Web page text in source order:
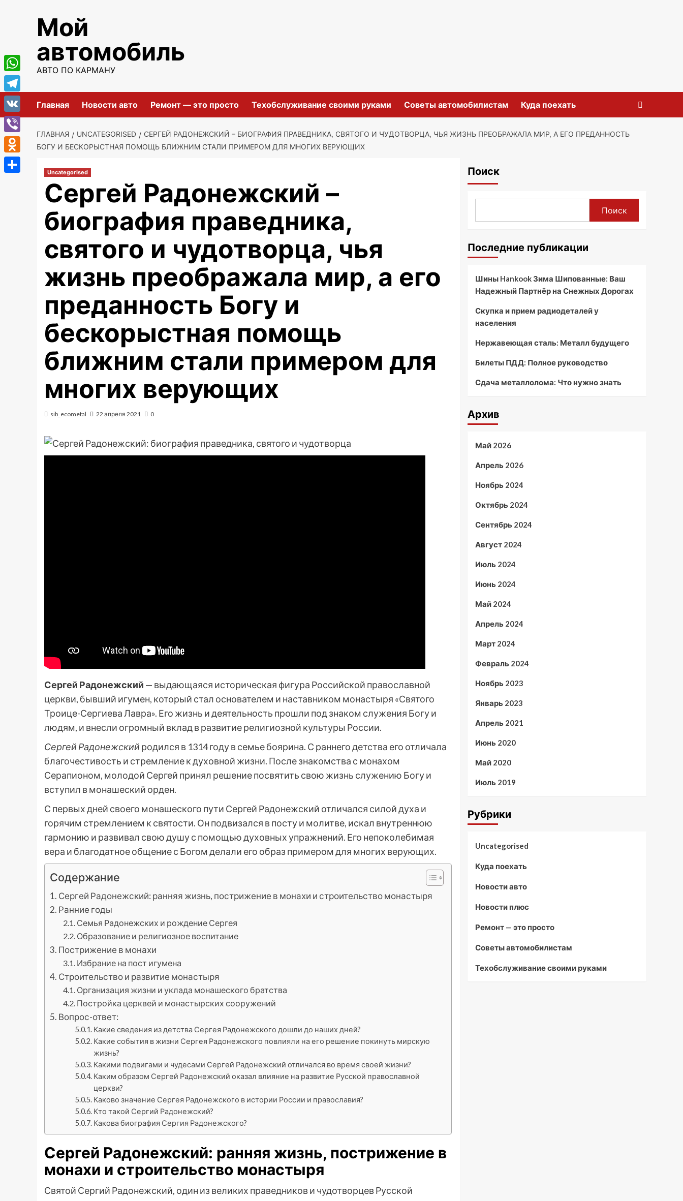
содержимомуМой
автомобиль
АВТО ПО КАРМАНУ
Главная Новости авто Ремонт — это просто Техобслуживание своими руками Советы автомобилистам Куда поехать
ГЛАВНАЯ UNCATEGORISED
СЕРГЕЙ РАДОНЕЖСКИЙ – БИОГРАФИЯ ПРАВЕДНИКА, СВЯТОГО И ЧУДОТВОРЦА, ЧЬЯ ЖИЗНЬ ПРЕОБРАЖАЛА МИР, А ЕГО ПРЕДАННОСТЬ
БОГУ И БЕСКОРЫСТНАЯ ПОМОЩЬ БЛИЖНИМ СТАЛИ ПРИМЕРОМ ДЛЯ МНОГИХ ВЕРУЮЩИХ
Uncategorised
Сергей Радонежский –
биография праведника,
святого и чудотворца, чья
жизнь преображала мир, а его
преданность Богу и
бескорыстная помощь
ближним стали примером для
многих верующих
sib_ecometal 22 апреля 2021 0
Сергей Радонежский — выдающаяся историческая фигура Российской православной
церкви, бывший игумен, который стал основателем и наставником монастыря «Святого
Троице-Сергиева Лавра». Его жизнь и деятельность прошли под знаком служения Богу и
людям, и внесли огромный вклад в развитие религиозной культуры России.
Сергей Радонежский родился в 1314 году в семье боярина. С раннего детства его отличала
благочестивость и стремление к духовной жизни. После знакомства с монахом
Серапионом, молодой Сергей принял решение посвятить свою жизнь служению Богу и
вступил в монашеский орден.
С первых дней своего монашеского пути Сергей Радонежский отличался силой духа и
горячим стремлением к святости. Он подвизался в посту и молитве, искал внутреннюю
гармонию и развивал свою душу с помощью духовных упражнений. Его непоколебимая
вера и благодатное общение с Богом делали его образ примером для многих верующих.
Содержание
Сергей Радонежский: ранняя жизнь, пострижение в монахи и строительство монастыря
Ранние годы
Семья Радонежских и рождение Сергея
Образование и религиозное воспитание
Пострижение в монахи
Избрание на пост игумена
Строительство и развитие монастыря
Организация жизни и уклада монашеского братства
Постройка церквей и монастырских сооружений
Вопрос-ответ:
Какие сведения из детства Сергея Радонежского дошли до наших дней?
Какие события в жизни Сергея Радонежского повлияли на его решение покинуть мирскую
жизнь?
Какими подвигами и чудесами Сергей Радонежский отличался во время своей жизни?
Каким образом Сергей Радонежский оказал влияние на развитие Русской православной
церкви?
Каково значение Сергея Радонежского в истории России и православия?
Кто такой Сергий Радонежский?
Какова биография Сергия Радонежского?
Сергей Радонежский: ранняя жизнь, пострижение в
монахи и строительство монастыря
Святой Сергий Радонежский, один из великих праведников и чудотворцев Русской
Поиск
Поиск
Последние публикации
Шины Hankook Зима Шипованные: Ваш
Надежный Партнёр на Снежных Дорогах
Скупка и прием радиодеталей у
населения
Нержавеющая сталь: Металл будущего
Билеты ПДД: Полное руководство
Сдача металлолома: Что нужно знать
Архив
Май 2026
Апрель 2026
Ноябрь 2024
Октябрь 2024
Сентябрь 2024
Август 2024
Июль 2024
Июнь 2024
Май 2024
Апрель 2024
Март 2024
Февраль 2024
Ноябрь 2023
Январь 2023
Апрель 2021
Июнь 2020
Май 2020
Июль 2019
Рубрики
Uncategorised
Куда поехать
Новости авто
Новости плюс
Ремонт — это просто
Советы автомобилистам
Техобслуживание своими руками
WhatsApp
Telegram
VK
Viber
Odnoklassniki